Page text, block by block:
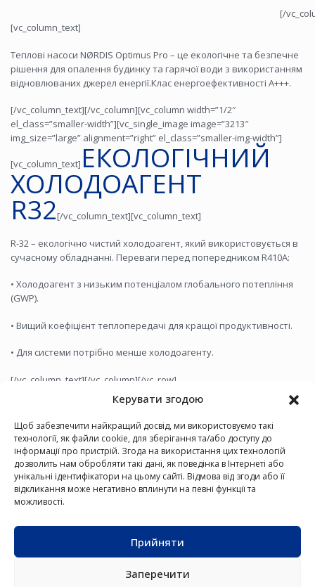
Керувати згодою
Щоб забезпечити найкращий досвід, ми використовуємо такі
технології, як файли cookie, для зберігання та/або доступу до
інформації про пристрій. Згода на використання цих технологій
дозволить нам обробляти такі дані, як поведінка в Інтернеті або
унікальні ідентифікатори на цьому сайті. Відмова від згоди або її
відкликання може негативно вплинути на певні функції та
можливості.
Прийняти
Заперечити
[/
[vc_column_text]
Теплові насоси NØRDIS Optimus Pro – це екологічне та безпечне
рішення для опалення будинку та гарячої води з використанням
відновлюваних джерел енергії.Клас енергоефективності А+++.
[/vc_column_text][/vc_column][vc_column width=”1/2″
el_class=”smaller-width”][vc_single_image image=”3213″
img_size=”large” alignment=”right” el_class=”smaller-img-width”]
[vc_column_text] ЕКОЛОГІЧНИЙ
ХОЛОДОАГЕНТ
R32[/vc_column_text][vc_column_text]
R-32 – екологічно чистий холодоагент, який використовується в
сучасному обладнанні. Переваги перед попередником R410A:
• Холодоагент з низьким потенціалом глобального потепління
(GWP).
• Вищий коефіцієнт теплопередачі для кращої продуктивності.
• Для системи потрібно менше холодоагенту.
[/vc_column_text][/vc_column][/vc_row]
Новини
КОНДИЦІОНЕРИ
ТЕПЛОВІ
ФАНКОЙЛИКОРИСНІ